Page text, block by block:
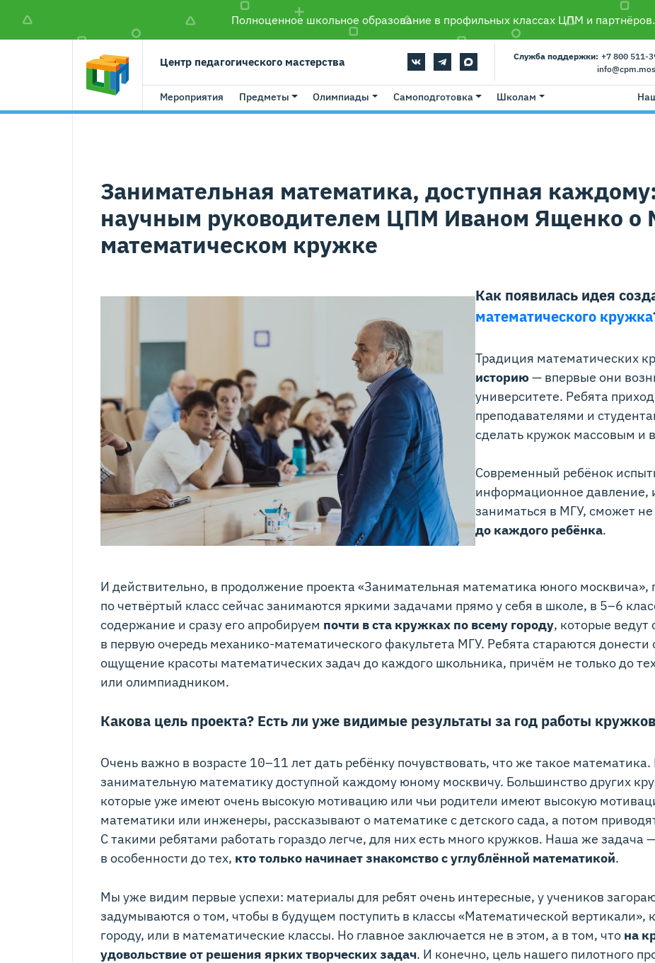
Полноценное школьное образование в профильных классах ЦПМ и партнёров.
Центр педагогического мастерства Служба поддержки: +7 800 511-
Мероприятия Предметы Олимпиады Самоподготовка Школам
Занимательная математика, доступная
научным руководителем ЦПМ Иваном Ященко о
математическом кружке
Как появилась идея
математического кружка
Традиция математических
историю— впервые они
университете. Ребята
преподавателями и
сделать кружок массовым и
Современный ребёнок
информационное давление,
заниматься в МГУ, сможет
до каждого ребёнка.
И действительно, в продолжение проекта «Занимательная математика юного москвича»,
по четвёртый класс сейчас занимаются яркими задачами прямо у себя в школе, в 5–6
содержание и сразу его апробируем почти в ста кружках по всему городу, которые ведут
в первую очередь механико-математического факультета МГУ. Ребята стараются
ощущение красоты математических задач до каждого школьника, причём не только до
или олимпиадником.
Какова цель проекта? Есть ли уже видимые результаты за год работы
Очень важно в возрасте 10–11 лет дать ребёнку почувствовать, что же такое
занимательную математику доступной каждому юному москвичу. Большинство других
которые уже имеют очень высокую мотивацию или чьи родители имеют высокую
математики или инженеры, рассказывают о математике с детского сада, а потом
С такими ребятами работать гораздо легче, для них есть много кружков. Наша же задача
в особенности до тех, кто только начинает знакомство с углублённой математикой.
Мы уже видим первые успехи: материалы для ребят очень интересные, у учеников
задумываются о том, чтобы в будущем поступить в классы «Математической вертикали»,
городу, или в математические классы. Но главное заключается не в этом, а в том, что на
удовольствие от решения ярких творческих задач. И конечно, цель нашего пилотного